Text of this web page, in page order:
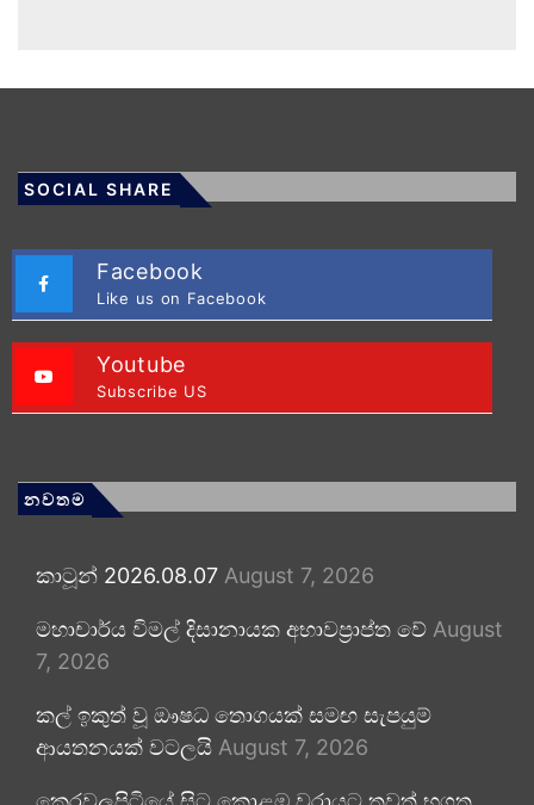
SOCIAL SHARE
Facebook
Like us on Facebook
Youtube
Subscribe US
නවතම
කාටූන් 2026.08.07 August 7, 2026
මහාචාර්ය විමල් දිසානායක අභාවප්‍රාප්ත වේ August
7, 2026
කල් ඉකුත් වූ ඖෂධ තොගයක් සමඟ සැපයුම්
ආයතනයක් වටලයි August 7, 2026